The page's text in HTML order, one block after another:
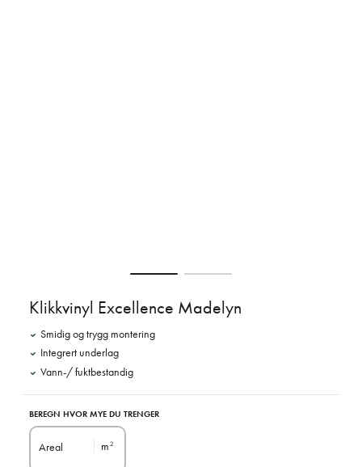
Klikkvinyl Excellence Madelyn
Smidig og trygg montering
Integrert underlag
Vann-/ fuktbestandig
BEREGN HVOR MYE DU TRENGER
Areal m 2